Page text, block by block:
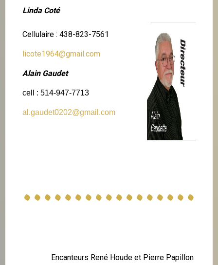
Linda Coté
Cellulaire : 438-823-7561
licote1964@gmail.com
Alain Gaudet
cell : 514-947-7713
al.gaudet0202@gmail.com
Encanteurs René Houde et Pierre Papillon